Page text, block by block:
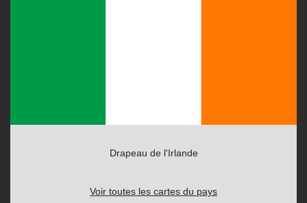
Drapeau de l'Irlande
Voir toutes les cartes du pays